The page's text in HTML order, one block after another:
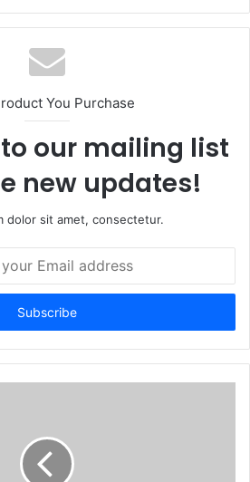
You Purchase
our mailing list
new updates!
dolor sit amet, consectetur.